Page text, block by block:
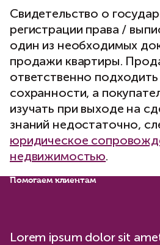
Свидетельство о
регистрации права /
один из необходимых
продажи квартиры.
ответственно подходить
сохранности, а
изучать при выходе на
знаний недостаточно,
юридическое
недвижимостью.
Помогаем клиентам
Lorem ipsum dolor sit